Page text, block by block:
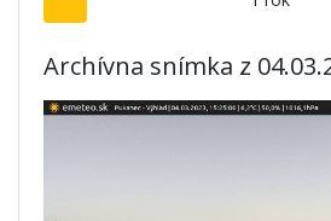
Archívna snímka z